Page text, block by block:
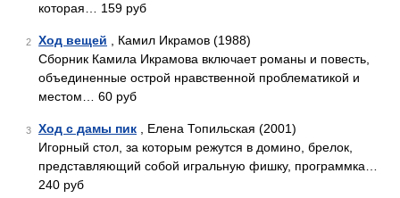
которая… 159 руб
2 Ход вещей , Камил Икрамов (1988)
Сборник Камила Икрамова включает романы и повесть,
объединенные острой нравственной проблематикой и
местом… 60 руб
3 Ход с дамы пик , Елена Топильская (2001)
Игорный стол, за которым режутся в домино, брелок,
представляющий собой игральную фишку, программка…
240 руб